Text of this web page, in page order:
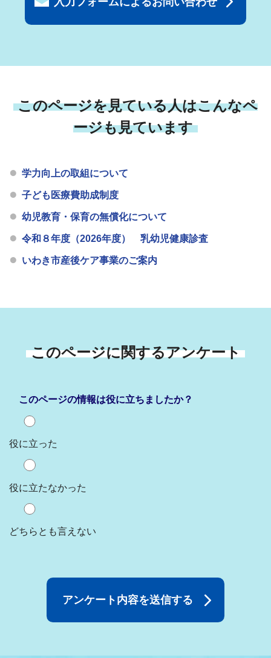
このページを見ている人はこんなペ
ージも見ています
学力向上の取組について
子ども医療費助成制度
幼児教育・保育の無償化について
令和８年度（2026年度） 乳幼児健康診査
いわき市産後ケア事業のご案内
このページに関するアンケート
このページの情報は役に立ちましたか？
役に立った
役に立たなかった
どちらとも言えない